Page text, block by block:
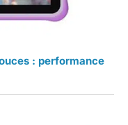
: performance